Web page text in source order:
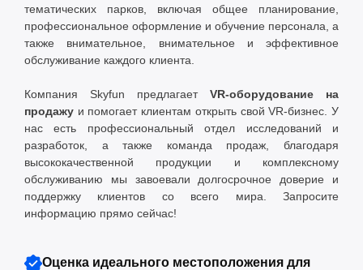
тематических парков, включая общее планирование,
профессиональное оформление и обучение персонала, а
также внимательное, внимательное и эффективное
обслуживание каждого клиента.
Компания Skyfun предлагает VR-оборудование на
продажу и помогает клиентам открыть свой VR-бизнес. У
нас есть профессиональный отдел исследований и
разработок, а также команда продаж, благодаря
высококачественной продукции и комплексному
обслуживанию мы завоевали долгосрочное доверие и
поддержку клиентов со всего мира. Запросите
информацию прямо сейчас!
Оценка идеального местоположения для